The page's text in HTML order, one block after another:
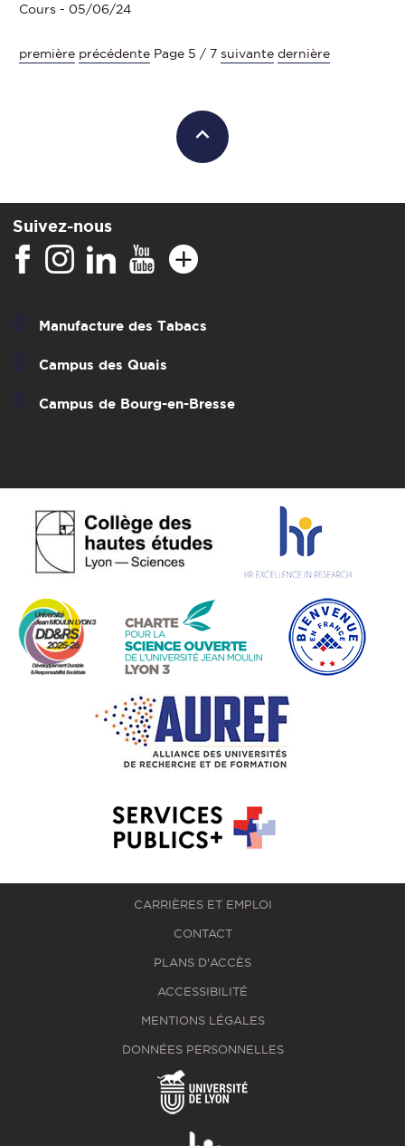
Cours - 05/06/24
première précédente Page 5 / 7 suivante dernière
Suivez-nous
Manufacture des Tabacs
Campus des Quais
Campus de Bourg-en-Bresse
CARRIÈRES ET EMPLOI
CONTACT
PLANS D'ACCÈS
ACCESSIBILITÉ
MENTIONS LÉGALES
DONNÉES PERSONNELLES